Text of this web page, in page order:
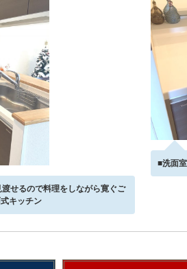
せるので料理をしながら寛ぐご
キッチン
■洗面